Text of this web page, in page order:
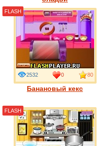
Банановый кекс
2532 0 80
FLASH
FLASH